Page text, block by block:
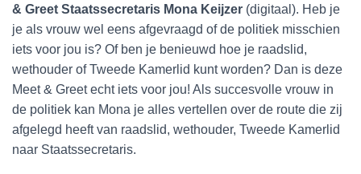
& Greet Staatssecretaris Mona Keijzer (digitaal). Heb je
je als vrouw wel eens afgevraagd of de politiek misschien
iets voor jou is? Of ben je benieuwd hoe je raadslid,
wethouder of Tweede Kamerlid kunt worden? Dan is deze
Meet & Greet echt iets voor jou! Als succesvolle vrouw in
de politiek kan Mona je alles vertellen over de route die zij
afgelegd heeft van raadslid, wethouder, Tweede Kamerlid
naar Staatssecretaris.